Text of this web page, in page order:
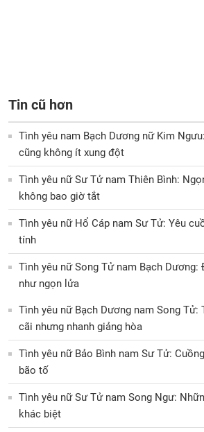
Tin cũ hơn
Tình yêu nam Bạch Dương nữ Kim
cũng không ít xung đột
Tình yêu nữ Sư Tử nam Thiên Bình:
không bao giờ tắt
Tình yêu nữ Hổ Cáp nam Sư Tử: Yêu
tính
Tình yêu nữ Song Tử nam Bạch Dương:
như ngọn lửa
Tình yêu nữ Bạch Dương nam Song Tử:
cãi nhưng nhanh giảng hòa
Tình yêu nữ Bảo Bình nam Sư Tử:
bão tố
Tình yêu nữ Sư Tử nam Song Ngư:
khác biệt